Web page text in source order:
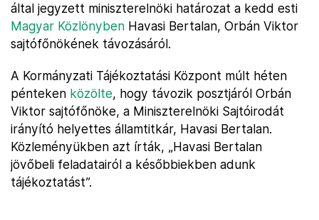
által jegyzett miniszterelnöki határozat a kedd esti
Magyar Közlönyben Havasi Bertalan, Orbán Viktor
sajtófőnökének távozásáról.
A Kormányzati Tájékoztatási Központ múlt héten
pénteken közölte, hogy távozik posztjáról Orbán
Viktor sajtófőnöke, a Miniszterelnöki Sajtóirodát
irányító helyettes államtitkár, Havasi Bertalan.
Közleményükben azt írták, „Havasi Bertalan
jövőbeli feladatairól a későbbiekben adunk
tájékoztatást”.